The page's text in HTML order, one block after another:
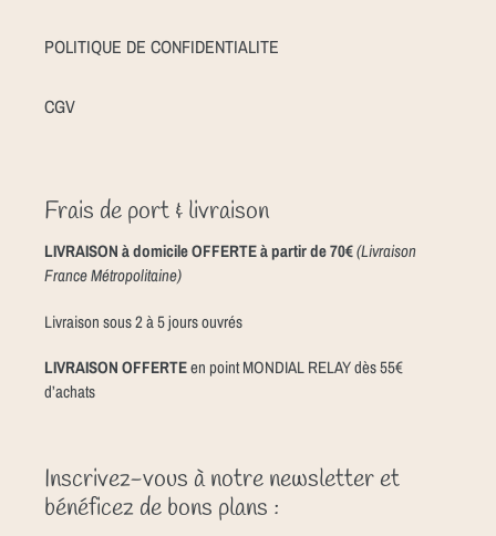
POLITIQUE DE CONFIDENTIALITE
CGV
Frais de port & livraison
LIVRAISON à domicile OFFERTE à partir de 70€(Livraison
France Métropolitaine)
Livraison sous 2 à 5 jours ouvrés
LIVRAISON OFFERTEen point MONDIAL RELAY dès 55€
d’achats
Inscrivez-vous à notre newsletter et
bénéficez de bons plans :